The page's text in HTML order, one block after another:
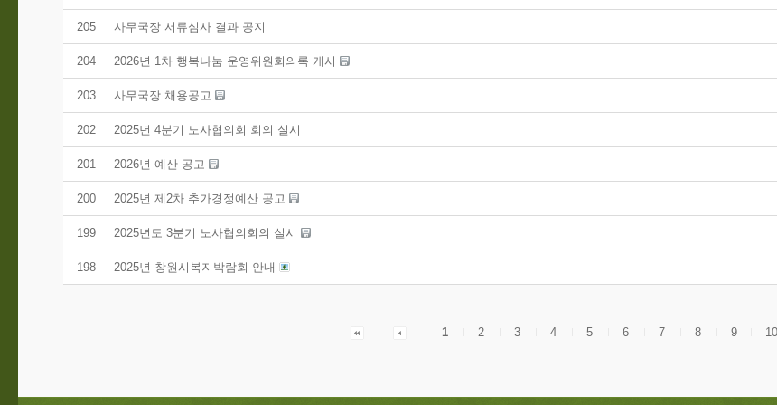
205 사무국장 서류심사 결과 공지
204 2026년 1차 행복나눔 운영위원회의록 게시
203 사무국장 채용공고
202 2025년 4분기 노사협의회 회의 실시
201 2026년 예산 공고
200 2025년 제2차 추가경정예산 공고
199 2025년도 3분기 노사협의회의 실시
198 2025년 창원시복지박람회 안내
1 2 3 4 5 6 7 8 9 10